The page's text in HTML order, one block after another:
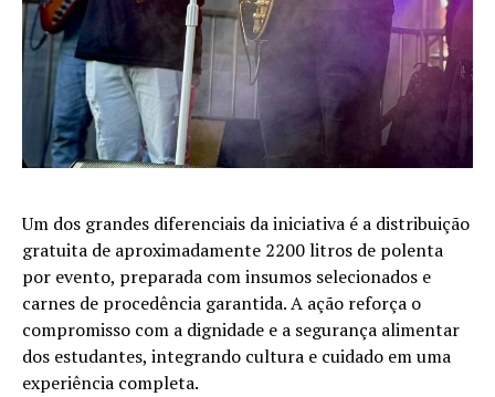
Um dos grandes diferenciais da iniciativa é a distribuição
gratuita de aproximadamente 2200 litros de polenta
por evento, preparada com insumos selecionados e
carnes de procedência garantida. A ação reforça o
compromisso com a dignidade e a segurança alimentar
dos estudantes, integrando cultura e cuidado em uma
experiência completa.